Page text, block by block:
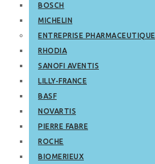
BOSCH
MICHELIN
ENTREPRISE PHARMACEUTIQUE
RHODIA
SANOFI AVENTIS
LILLY-FRANCE
BASF
NOVARTIS
PIERRE FABRE
ROCHE
BIOMERIEUX